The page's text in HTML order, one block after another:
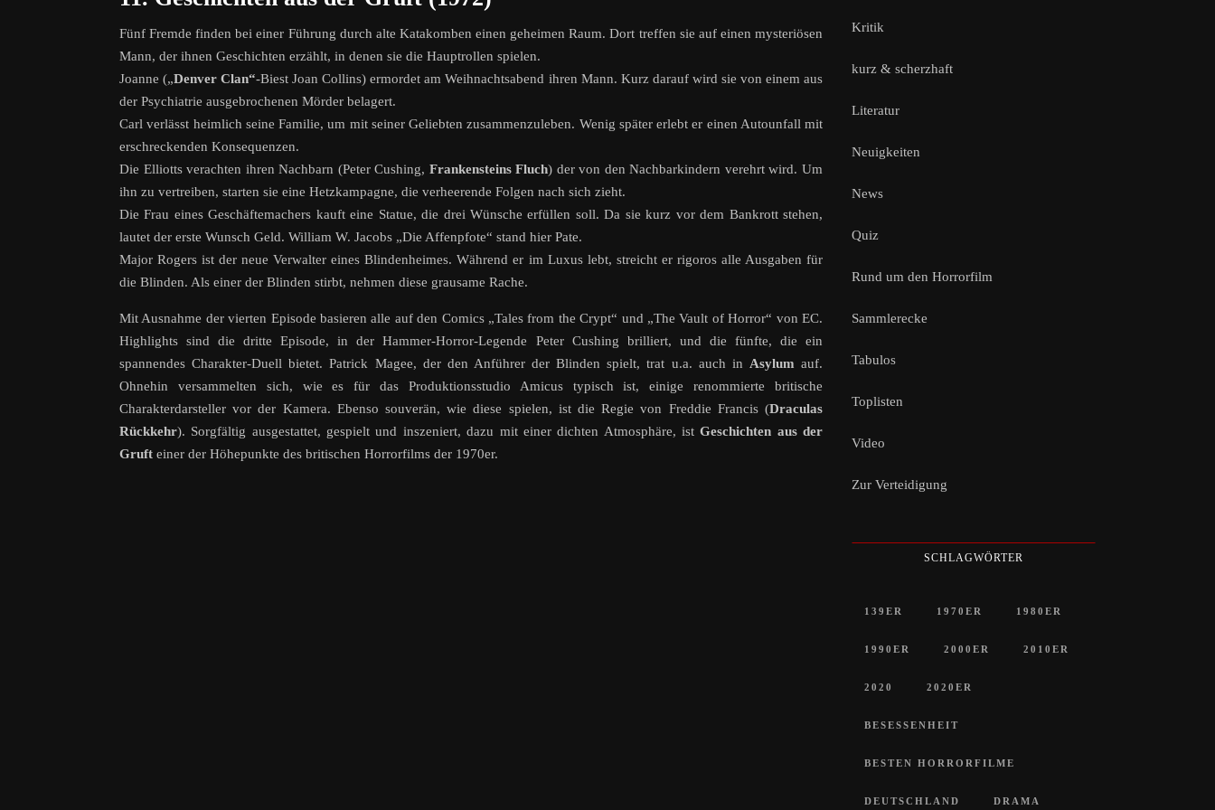
Fünf Fremde finden bei einer Führung durch alte Katakomben einen geheimen Raum. Dort treffen sie auf einen mysteriösen
Mann, der ihnen Geschichten erzählt, in denen sie die Hauptrollen spielen.
Joanne („Denver Clan“-Biest Joan Collins) ermordet am Weihnachtsabend ihren Mann. Kurz darauf wird sie von einem aus
der Psychiatrie ausgebrochenen Mörder belagert.
Carl verlässt heimlich seine Familie, um mit seiner Geliebten zusammenzuleben. Wenig später erlebt er einen Autounfall mit
erschreckenden Konsequenzen.
Die Elliotts verachten ihren Nachbarn (Peter Cushing, Frankensteins Fluch) der von den Nachbarkindern verehrt wird. Um
ihn zu vertreiben, starten sie eine Hetzkampagne, die verheerende Folgen nach sich zieht.
Die Frau eines Geschäftemachers kauft eine Statue, die drei Wünsche erfüllen soll. Da sie kurz vor dem Bankrott stehen,
lautet der erste Wunsch Geld. William W. Jacobs „Die Affenpfote“ stand hier Pate.
Major Rogers ist der neue Verwalter eines Blindenheimes. Während er im Luxus lebt, streicht er rigoros alle Ausgaben für
die Blinden. Als einer der Blinden stirbt, nehmen diese grausame Rache.
Mit Ausnahme der vierten Episode basieren alle auf den Comics „Tales from the Crypt“ und „The Vault of Horror“ von EC.
Highlights sind die dritte Episode, in der Hammer-Horror-Legende Peter Cushing brilliert, und die fünfte, die ein
spannendes Charakter-Duell bietet. Patrick Magee, der den Anführer der Blinden spielt, trat u.a. auch in Asylum auf.
Ohnehin versammelten sich, wie es für das Produktionsstudio Amicus typisch ist, einige renommierte britische
Charakterdarsteller vor der Kamera. Ebenso souverän, wie diese spielen, ist die Regie von Freddie Francis (Draculas
Rückkehr). Sorgfältig ausgestattet, gespielt und inszeniert, dazu mit einer dichten Atmosphäre, istGeschichten aus der
Gruft einer der Höhepunkte des britischen Horrorfilms der 1970er.
Kritik
kurz & scherzhaft
Literatur
Neuigkeiten
News
Quiz
Rund um den Horrorfilm
Sammlerecke
Tabulos
Toplisten
Video
Zur Verteidigung
SCHLAGWÖRTER
139ER 1970ER 1980ER
1990ER 2000ER 2010ER
2020 2020ER
BESESSENHEIT
BESTEN HORRORFILME
DEUTSCHLAND DRAMA